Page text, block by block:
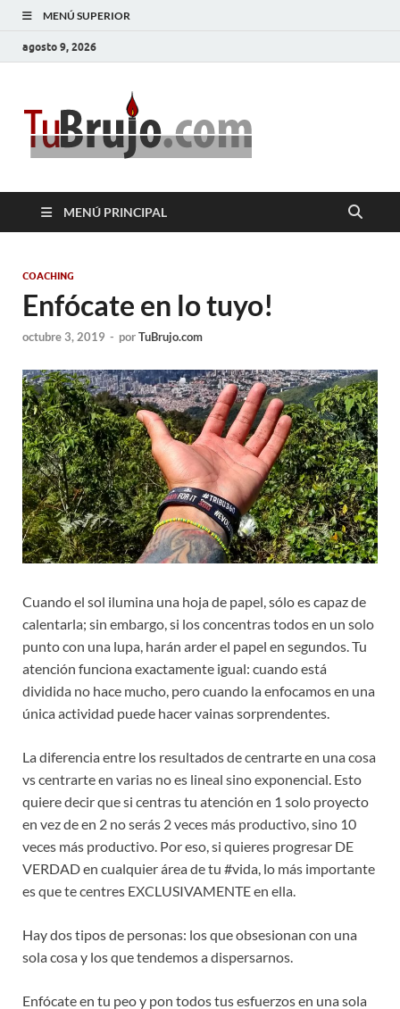
MENÚ SUPERIOR
agosto 9, 2026
MENÚ PRINCIPAL
COACHING
Enfócate en lo tuyo!
octubre 3, 2019 - porTuBrujo.com
Cuando el sol ilumina una hoja de papel, sólo es capaz de
calentarla; sin embargo, si los concentras todos en un solo
punto con una lupa, harán arder el papel en segundos. Tu
atención funciona exactamente igual: cuando está
dividida no hace mucho, pero cuando la enfocamos en una
única actividad puede hacer vainas sorprendentes.
La diferencia entre los resultados de centrarte en una cosa
vs centrarte en varias no es lineal sino exponencial. Esto
quiere decir que si centras tu atención en 1 solo proyecto
en vez de en 2 no serás 2 veces más productivo, sino 10
veces más productivo. Por eso, si quieres progresar DE
VERDAD en cualquier área de tu #vida, lo más importante
es que te centres EXCLUSIVAMENTE en ella.
Hay dos tipos de personas: los que obsesionan con una
sola cosa y los que tendemos a dispersarnos.
Enfócate en tu peo y pon todos tus esfuerzos en una sola